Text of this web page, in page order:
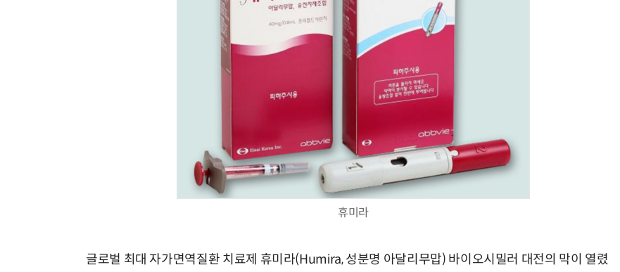
휴미라
글로벌 최대 자가면역질환 치료제 휴미라(Humira, 성분명 아달리무맙) 바이오시밀러 대전의 막이 열렸
AI Native Enterprise를 지원하는 AI Ready Data 플랫폼 활용 전략